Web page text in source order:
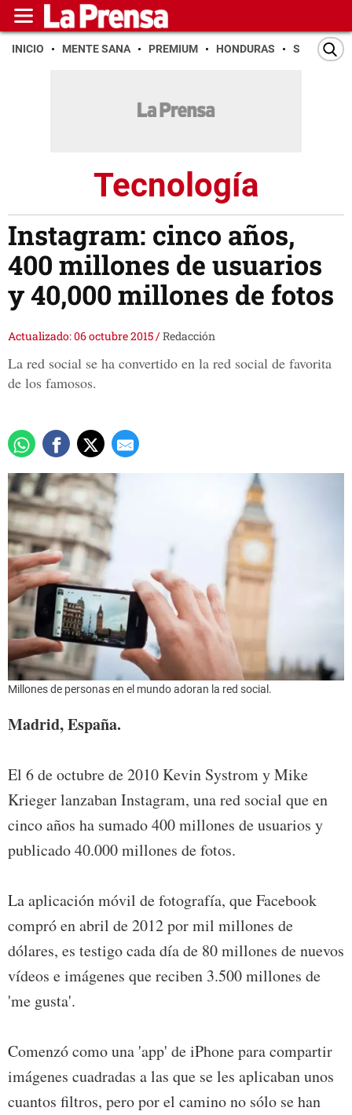
INICIO MENTE SANA PREMIUM HONDURAS SAN PEDRO
Tecnología
Instagram: cinco años,
400 millones de usuarios
y 40,000 millones de fotos
Actualizado: 06 octubre 2015/Redacción
La red social se ha convertido en la red social de favorita
de los famosos.
Millones de personas en el mundo adoran la red social.
Madrid, España.
El 6 de octubre de 2010 Kevin Systrom y Mike
Krieger lanzaban Instagram, una red social que en
cinco años ha sumado 400 millones de usuarios y
publicado 40.000 millones de fotos.
La aplicación móvil de fotografía, que Facebook
compró en abril de 2012 por mil millones de
dólares, es testigo cada día de 80 millones de nuevos
vídeos e imágenes que reciben 3.500 millones de
'me gusta'.
Comenzó como una 'app' de iPhone para compartir
imágenes cuadradas a las que se les aplicaban unos
cuantos filtros, pero por el camino no sólo se han